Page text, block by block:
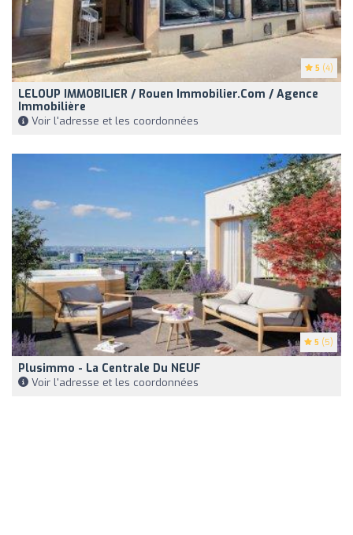
5 (4)
LELOUP IMMOBILIER / Rouen Immobilier.com / Agence
Immobilière
Voir l'adresse et les coordonnées
5 (5)
Plusimmo - La Centrale Du NEUF
Voir l'adresse et les coordonnées